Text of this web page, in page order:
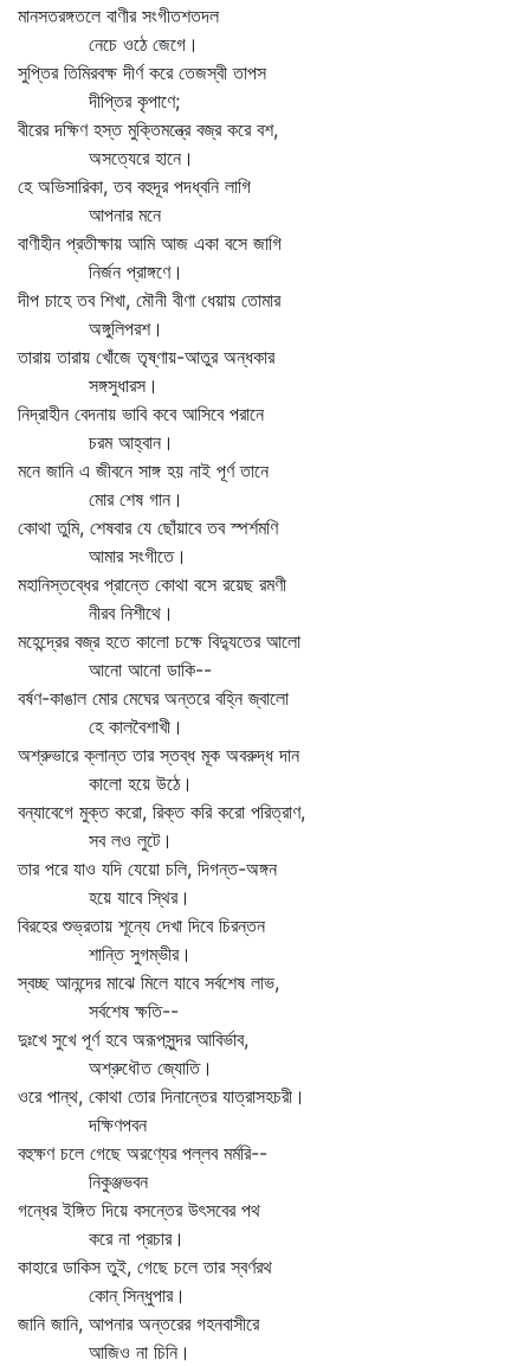
মানসতরঙ্গতলে বাণীর সংগীতশতদল
নেচে ওঠে জেগে।
সুপ্তির তিমিরবক্ষ দীর্ণ করে তেজস্বী তাপস
দীপ্তির কৃপাণে;
বীরের দক্ষিণ হস্ত মুক্তিমন্ত্রে বজ্র করে বশ,
অসত্যেরে হানে।
হে অভিসারিকা, তব বহুদূর পদধ্বনি লাগি
আপনার মনে
বাণীহীন প্রতীক্ষায় আমি আজ একা বসে জাগি
নির্জন প্রাঙ্গণে।
দীপ চাহে তব শিখা, মৌনী বীণা ধেয়ায় তোমার
অঙ্গুলিপরশ।
তারায় তারায় খোঁজে তৃষ্ণায়-আতুর অন্ধকার
সঙ্গসুধারস।
নিদ্রাহীন বেদনায় ভাবি কবে আসিবে পরানে
চরম আহ্বান।
মনে জানি এ জীবনে সাঙ্গ হয় নাই পূর্ণ তানে
মোর শেষ গান।
কোথা তুমি, শেষবার যে ছোঁয়াবে তব স্পর্শমণি
আমার সংগীতে।
মহানিস্তব্ধের প্রান্তে কোথা বসে রয়েছ রমণী
নীরব নিশীথে।
মহেন্দ্রের বজ্র হতে কালো চক্ষে বিদ্যুতের আলো
আনো আনো ডাকি--
বর্ষণ-কাঙাল মোর মেঘের অন্তরে বহ্নি জ্বালো
হে কালবৈশাখী।
অশ্রুভারে ক্লান্ত তার স্তব্ধ মূক অবরুদ্ধ দান
কালো হয়ে উঠে।
বন্যাবেগে মুক্ত করো, রিক্ত করি করো পরিত্রাণ,
সব লও লুটে।
তার পরে যাও যদি যেয়ো চলি, দিগন্ত-অঙ্গন
হয়ে যাবে স্থির।
বিরহের শুভ্রতায় শূন্যে দেখা দিবে চিরন্তন
শান্তি সুগম্ভীর।
স্বচ্ছ আনন্দের মাঝে মিলে যাবে সর্বশেষ লাভ,
সর্বশেষ ক্ষতি--
দুঃখে সুখে পূর্ণ হবে অরূপসুন্দর আবির্ভাব,
অশ্রুধৌত জ্যোতি।
ওরে পান্থ, কোথা তোর দিনান্তের যাত্রাসহচরী।
দক্ষিণপবন
বহুক্ষণ চলে গেছে অরণ্যের পল্লব মর্মরি--
নিকুঞ্জভবন
গন্ধের ইঙ্গিত দিয়ে বসন্তের উৎসবের পথ
করে না প্রচার।
কাহারে ডাকিস তুই, গেছে চলে তার স্বর্ণরথ
কোন্‌ সিন্ধুপার।
জানি জানি, আপনার অন্তরের গহনবাসীরে
আজিও না চিনি।